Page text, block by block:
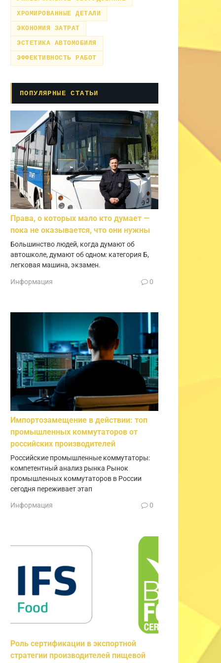
ХРОМИРОВАННЫЕ ДЕТАЛИ
ЭКОНОМИЯ ЗАТРАТ
ЭСТЕТИКА АВТОМОБИЛЯ
ЭФФЕКТИВНОСТЬ РАБОТ
ПОПУЛЯРНЫЕ СТАТЬИ
Права, о которых мало кто думает —
пока не оказывается, что они нужны
Большинство людей, когда думают об
автошколе, думают об одном: категория Б,
легковая машина, экзамен.
Информация 0
Импортозамещение в действии: топ
промышленных коммутаторов от
российских производителей
Российские промышленные коммутаторы:
компетентный анализ рынка Рынок
промышленных коммутаторов в России
сегодня переживает этап
Информация 0
Роль сертификации в экспортной
стратегии производителей пищевой